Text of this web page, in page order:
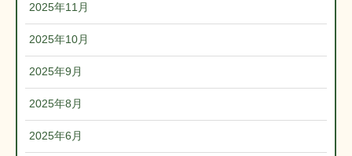
2025年11月
2025年10月
2025年9月
2025年8月
2025年6月